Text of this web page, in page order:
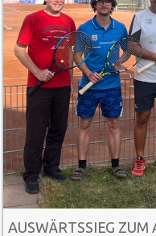
AUSWÄRTSSIEG ZUM